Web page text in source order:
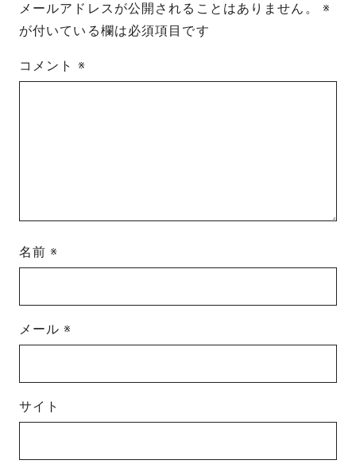
メールアドレスが公開されることはありません。
※
が付いている欄は必須項目です
コメント ※
名前※
メール※
サイト